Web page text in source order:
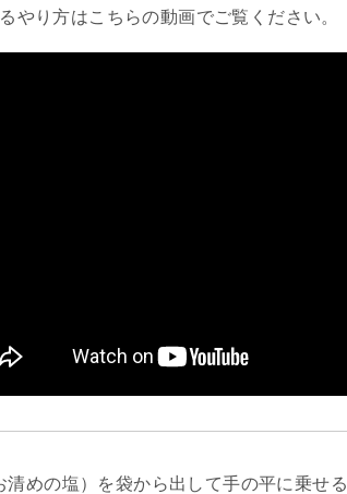
やり方はこちらの動画でご覧ください。
清めの塩）を袋から出して手の平に乗せる